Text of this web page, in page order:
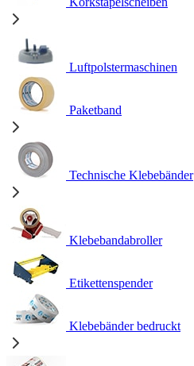
Luftpolstermaschinen
Paketband
Technische Klebebänder
Klebebandabroller
Etikettenspender
Klebebänder bedruckt